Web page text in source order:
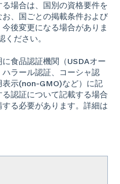
場合は、国別の資格要件を
、国ごとの掲載条件および
後変更になる場合がありま
ください。
食品認証機関（USDAオー
ラール認証、コーシャ認
示(non-GMO)など）に記
認証について記載する場合
る必要があります。詳細は